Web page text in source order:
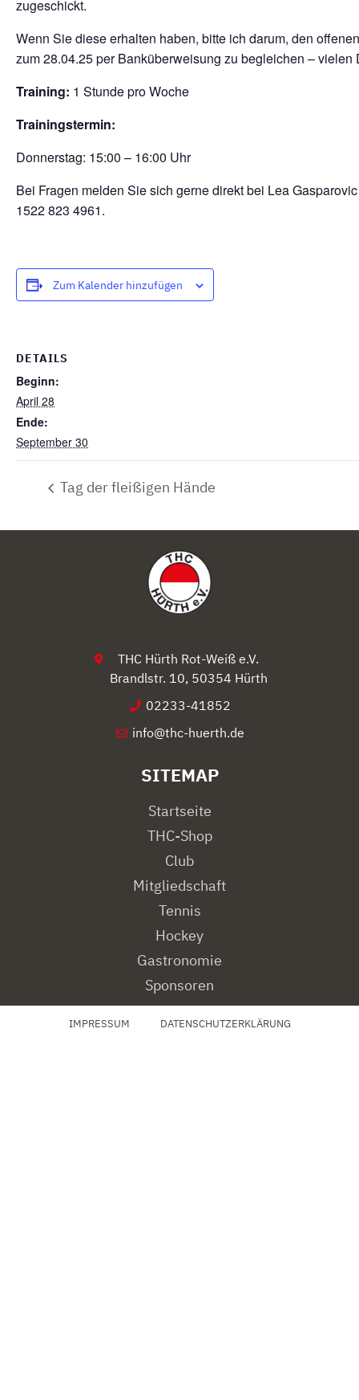
zugeschickt.
Wenn Sie diese erhalten haben, bitte ich darum, den
zum 28.04.25 per Banküberweisung zu begleichen – vielen
Training: 1 Stunde pro Woche
Trainingstermin:
Donnerstag: 15:00 – 16:00 Uhr
Bei Fragen melden Sie sich gerne direkt bei Lea
1522 823 4961.
Zum Kalender hinzufügen
DETAILS
Beginn:
April 28
Ende:
September 30
Tag der fleißigen Hände
THC Hürth Rot-Weiß e.V.
Brandlstr. 10, 50354 Hürth
02233-41852
info@thc-huerth.de
SITEMAP
Startseite
THC-Shop
Club
Mitgliedschaft
Tennis
Hockey
Gastronomie
Sponsoren
IMPRESSUM DATENSCHUTZERKLÄRUNG